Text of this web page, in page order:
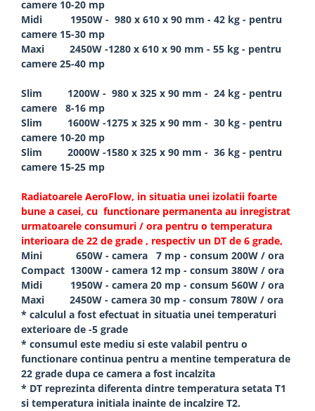
camere 10-20 mp
Midi 1950W - 980 x 610 x 90 mm - 42 kg - pentru
camere 15-30 mp
Maxi 2450W -1280 x 610 x 90 mm - 55 kg - pentru
camere 25-40 mp
Slim 1200W - 980 x 325 x 90 mm - 24 kg - pentru
camere 8-16 mp
Slim 1600W -1275 x 325 x 90 mm - 30 kg - pentru
camere 10-20 mp
Slim 2000W -1580 x 325 x 90 mm - 36 kg - pentru
camere 15-25 mp
Radiatoarele AeroFlow, in situatia unei izolatii foarte
bune a casei, cu functionare permanenta au inregistrat
urmatoarele consumuri / ora pentru o temperatura
interioara de 22 de grade , respectiv un DT de 6 grade,
Mini 650W - camera 7 mp - consum 200W / ora
Compact 1300W - camera 12 mp - consum 380W / ora
Midi 1950W - camera 20 mp - consum 560W / ora
Maxi 2450W - camera 30 mp - consum 780W / ora
* calculul a fost efectuat in situatia unei temperaturi
exterioare de -5 grade
* consumul este mediu si este valabil pentru o
functionare continua pentru a mentine temperatura de
22 grade dupa ce camera a fost incalzita
* DT reprezinta diferenta dintre temperatura setata T1
si temperatura initiala inainte de incalzire T2.